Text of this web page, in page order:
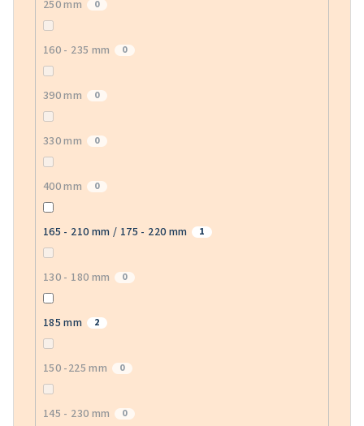
250 mm 0
160 - 235 mm 0
390 mm 0
330 mm 0
400 mm 0
165 - 210 mm / 175 - 220 mm 1
130 - 180 mm 0
185 mm 2
150 -225 mm 0
145 - 230 mm 0